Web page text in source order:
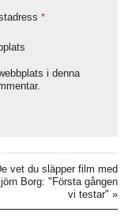
*
i denna
vet du släpper film med
Borg: "Första gången
vi testar" »